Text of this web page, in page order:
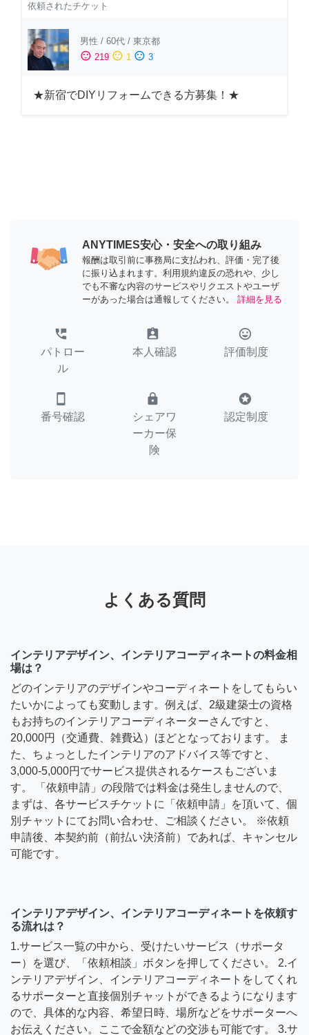
依頼されたチケット
男性 / 60代 / 東京都
sentiment_satisfied 219 sentiment_neutral 1 sentiment_dissatisfied 3
★新宿でDIYリフォームできる方募集！★
ANYTIMES安心・安全への取り組み
報酬は取引前に事務局に支払われ、評価・完了後
に振り込まれます。利用規約違反の恐れや、少し
でも不審な内容のサービスやリクエストやユーザ
ーがあった場合は通報してください。
詳細を見る
perm_phone_msg
パトロー
ル
assignment_ind
本人確認
tag_faces
評価制度
smartphone
番号確認
lock
シェアワ
ーカー保
険
stars
認定制度
よくある質問
インテリアデザイン、インテリアコーディネートの料金相
場は？
どのインテリアのデザインやコーディネートをしてもらい
たいかによっても変動します。例えば、2級建築士の資格
もお持ちのインテリアコーディネーターさんですと、
20,000円（交通費、雑費込）ほどとなっております。 ま
た、ちょっとしたインテリアのアドバイス等ですと、
3,000-5,000円でサービス提供されるケースもございま
す。 「依頼申請」の段階では料金は発生しませんので、
まずは、各サービスチケットに「依頼申請」を頂いて、個
別チャットにてお問い合わせ、ご相談ください。 ※依頼
申請後、本契約前（前払い決済前）であれば、キャンセル
可能です。
インテリアデザイン、インテリアコーディネートを依頼す
る流れは？
1.サービス一覧の中から、受けたいサービス（サポータ
ー）を選び、「依頼相談」ボタンを押してください。 2.イ
ンテリアデザイン、インテリアコーディネートをしてくれ
るサポーターと直接個別チャットができるようになります
ので、具体的な内容、希望日時、場所などをサポーターへ
お伝えください。ここで金額などの交渉も可能です。 3.サ